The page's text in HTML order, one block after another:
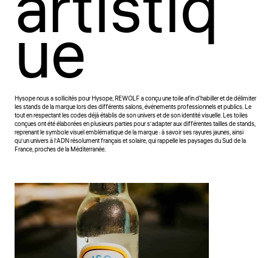
ue
Hysope nous a sollicités pour Hysope, REWOLF a conçu une toile afin d'habiller et de délimiter
les stands de la marque lors des différents salons, événements professionnels et publics. Le
tout en respectant les codes déjà établis de son univers et de son identité visuelle. Les toiles
conçues ont été élaborées en plusieurs parties pour s’adapter aux différentes tailles de stands,
reprenant le symbole visuel emblématique de la marque : à savoir ses rayures jaunes, ainsi
qu’un univers à l’ADN résolument français et solaire, qui rappelle les paysages du Sud de la
France, proches de la Méditerranée.